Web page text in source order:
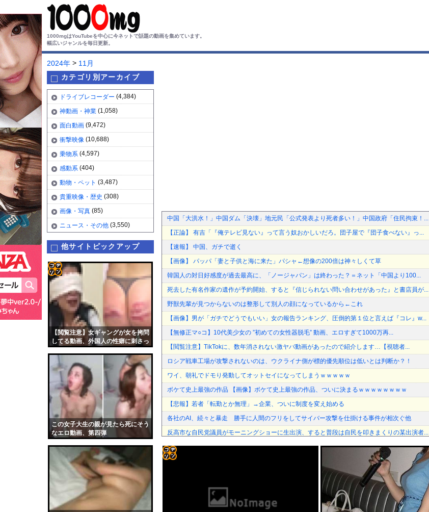
1000mgはYouTubeを中心に今ネットで話題の動画を集めています。
幅広いジャンルを毎日更新。
2024年 > 11月
カテゴリ別アーカイブ
ドライブレコーダー (4,384)
神動画・神業 (1,058)
面白動画 (9,472)
衝撃映像 (10,688)
乗物系 (4,597)
感動系 (404)
動物・ペット (3,487)
貴重映像・歴史 (308)
画像・写真 (85)
ニュース・その他 (3,550)
他サイトピックアップ
【閲覧注意】女ギャングが女を拷問
してる動画、外国人の性癖に刺さっ
この女子大生の親が見たら死にそう
なエロ動画、第四弾
コテ
リン
- 固
定リ
ンク
自動
更新
ツー
ル
中国「大洪水！」中国ダム「決壊」地元民「公式発表より死者多い！」中国政府「住民拘束！...
【正論】 有吉「『俺テレビ見ない』って言う奴おかしいだろ。団子屋で『団子食べない』っ...
【速報】 中国、ガチで逝く
【画像】 パッパ「妻と子供と海に来た」パシャ←想像の200倍は神々しくて草
韓国人の対日好感度が過去最高に、「ノージャパン」は終わった？＝ネット「中国より100...
死去した有名作家の遺作が予約開始、すると『信じられない問い合わせがあった』と書店員が...
野獣先輩が見つからないのは整形して別人の顔になっているから←これ
【画像】男が「ガチでどうでもいい」女の報告ランキング、圧倒的第１位と言えば『コレ』w...
【無修正マ○コ】10代美少女の ”初めての女性器脱毛” 動画、エロすぎて1000万再...
【閲覧注意】TikTokに、数年消されない激ヤバ動画があったので紹介します…【視聴者...
ロシア戦車工場が攻撃されないのは、ウクライナ側が標的優先順位は低いとは判断か？！
ワイ、朝礼でドモり発動してオットセイになってしまうｗｗｗｗｗ
ボケて史上最強の作品 【画像】ボケて史上最強の作品、ついに決まるｗｗｗｗｗｗｗｗ
【悲報】若者「転勤とか無理」→企業、ついに制度を変え始める
各社のAI、続々と暴走 勝手に人間のフリをしてサイバー攻撃を仕掛ける事件が相次ぐ他
反高市な自民党議員がモーニングショーに生出演、すると普段は自民を叩きまくりの某出演者...
アメリカ「日本の円安ヤバくね？アジア経済に影響出るし。」
【悲報】仙台育英の女子マネ、神聖な甲子園でウインクをしてしまう
エロ漫画『りんこと叔父さんの初めての夏休み』をrawやhitomiを使わずに無料で読...
【速報】日本製メモリに世界中から注文殺到！！！ １兆５０００億円で工場増築へ